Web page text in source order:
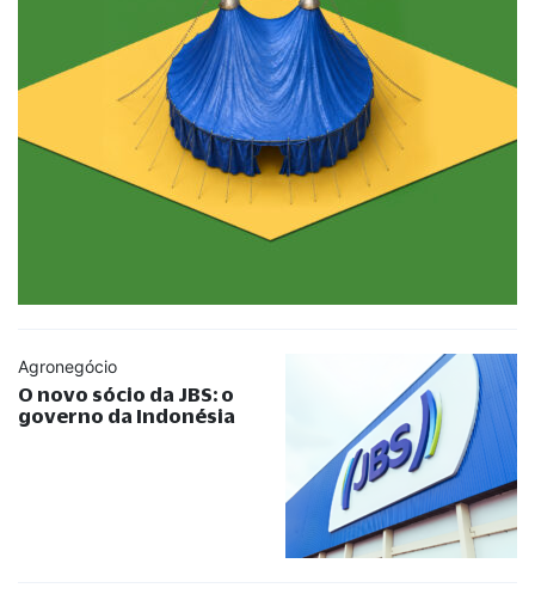
Agronegócio
O novo sócio da JBS: o
governo da Indonésia